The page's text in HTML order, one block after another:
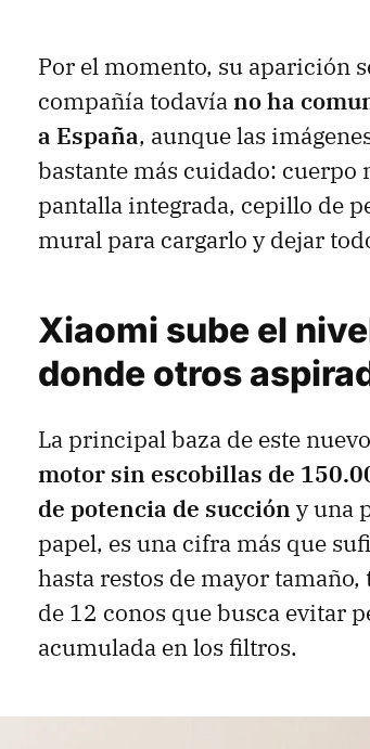
Por el momento, su aparición
compañía todavíano ha
a España, aunque las
bastante más cuidado:
pantalla integrada, cepillo de
mural para cargarlo y dejar
Xiaomi sube el
donde otros
La principal baza de este
motor sin escobillas de
de potencia de succióny una
papel, es una cifra más que
hasta restos de mayor
de 12 conos que busca evitar
acumulada en los filtros.